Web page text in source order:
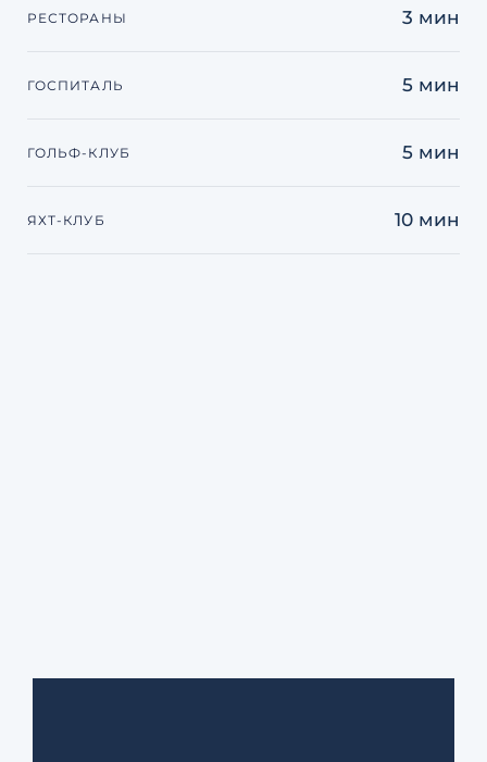
РЕСТОРАНЫ 3 мин
ГОСПИТАЛЬ 5 мин
ГОЛЬФ-КЛУБ 5 мин
ЯХТ-КЛУБ 10 мин